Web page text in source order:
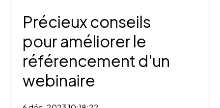
Précieux conseils
pour améliorer le
référencement d'un
webinaire